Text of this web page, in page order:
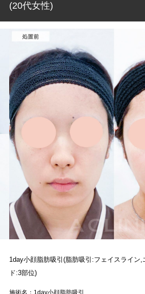
(20代女性)
1day小顔脂肪吸引(脂肪吸引:フェイスライン,
ド:3部位)